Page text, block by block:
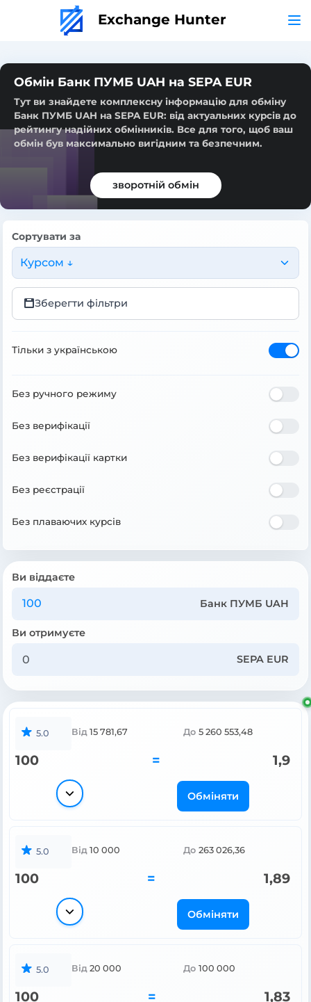
Exchange Hunter
Обмін Банк ПУМБ UAH на SEPA EUR
Тут ви знайдете комплексну інформацію для обміну
Банк ПУМБ UAH на SEPA EUR: від актуальних курсів до
рейтингу надійних обмінників. Все для того, щоб ваш
обмін був максимально вигідним та безпечним.
зворотній обмін
Сортувати за
Курсом ↓
Зберегти фільтри
Тільки з українською
Без ручного режиму
Без верифікації
Без верифікації картки
Без реєстрації
Без плаваючих курсів
Ви віддаєте
Банк ПУМБ UAH
Ви отримуєте
SEPA EUR
5.0 Від 15 781,67 До 5 260 553,48
100 = 1,9
Обміняти
5.0 Від 10 000 До 263 026,36
100 = 1,89
Обміняти
5.0 Від 20 000 До 100 000
100 = 1,83